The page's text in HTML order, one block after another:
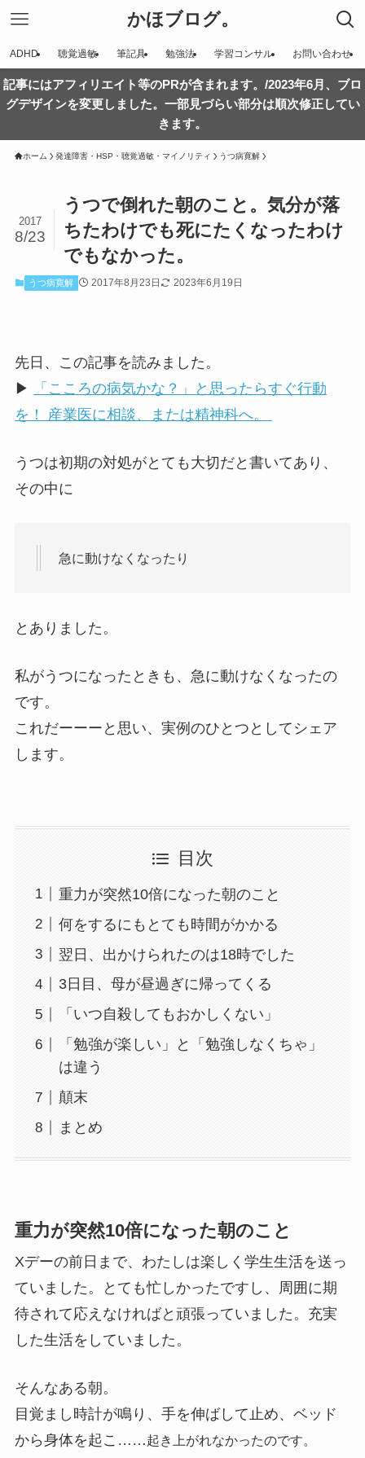
かほブログ。
ADHD 聴覚過敏 筆記具 勉強法 学習コンサル お問い合わせ
記事にはアフィリエイト等のPRが含まれます。/2023年6月、ブロ
グデザインを変更しました。一部見づらい部分は順次修正してい
きます。
ホーム 発達障害・HSP・聴覚過敏・マイノリティ うつ病寛解
うつで倒れた朝のこと。気分が落
ちたわけでも死にたくなったわけ
でもなかった。
2017
8/23
うつ病寛解 2017年8月23日 2023年6月19日
先日、この記事を読みました。
▶
「こころの病気かな？」と思ったらすぐ行動
を！ 産業医に相談、または精神科へ。
うつは初期の対処がとても大切だと書いてあり、
その中に
急に動けなくなったり
とありました。
私がうつになったときも、急に動けなくなったの
です。
これだーーーと思い、実例のひとつとしてシェア
します。
目次
重力が突然10倍になった朝のこと
何をするにもとても時間がかかる
翌日、出かけられたのは18時でした
3日目、母が昼過ぎに帰ってくる
「いつ自殺してもおかしくない」
「勉強が楽しい」と「勉強しなくちゃ」
は違う
顛末
まとめ
重力が突然10倍になった朝のこと
Xデーの前日まで、わたしは楽しく学生生活を送っ
ていました。とても忙しかったですし、周囲に期
待されて応えなければと頑張っていました。充実
した生活をしていました。
そんなある朝。
目覚まし時計が鳴り、手を伸ばして止め、ベッド
から身体を起こ……起き上がれなかったのです。